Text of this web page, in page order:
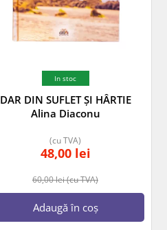
In stoc
DAR DIN SUFLET ȘI HÂRTIE
Alina Diaconu
60,00lei(cu TVA)
48,00 lei
(cu TVA)
Adaugă în coș